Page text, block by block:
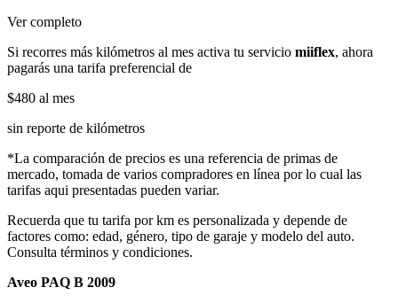
Ver completo
Si recorres más kilómetros al mes activa tu servicio miiflex, ahora
pagarás una tarifa preferencial de
$480 al mes
sin reporte de kilómetros
*La comparación de precios es una referencia de primas de
mercado, tomada de varios compradores en línea por lo cual las
tarifas aqui presentadas pueden variar.
Recuerda que tu tarifa por km es personalizada y depende de
factores como: edad, género, tipo de garaje y modelo del auto.
Consulta términos y condiciones.
Aveo PAQ B 2009